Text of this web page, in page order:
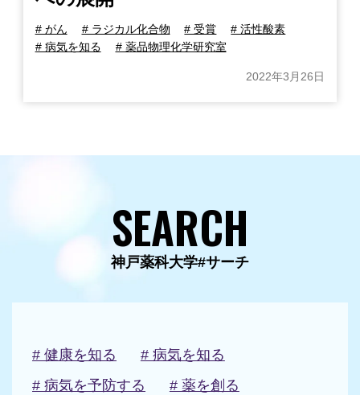
# がん # ラジカル化合物 # 受賞
# 活性酸素
# 病気を知る
# 薬品物理化学研究室
2022年3月26日
SEARCH
神戸薬科大学#サーチ
# 健康を知る
# 病気を知る
# 病気を予防する
# 薬を創る